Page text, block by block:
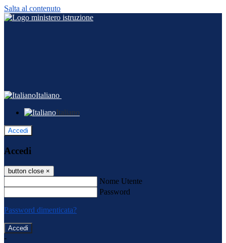
Salta al contenuto
Italiano
Italiano
Accedi
Accedi
button close ×
Nome Utente
Password
Password dimenticata?
-